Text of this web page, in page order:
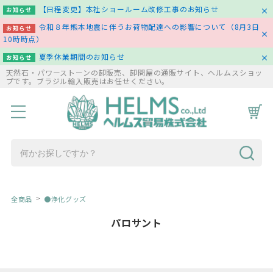
お知らせ 【日程変更】本社ショールーム改修工事のお知らせ
お知らせ
令和８年熊本地震に伴うお荷物配達への影響について（8月3日
10時時点）
お知らせ
夏季休業期間のお知らせ
天然石・パワーストーンの卸販売、卸問屋の通販サイト、ヘルムスショッ
プです。ブラジル輸入販売はお任せください。
HOME 商品一覧 お問い合わせ
全商品 ●浄化グッズ
パロサント